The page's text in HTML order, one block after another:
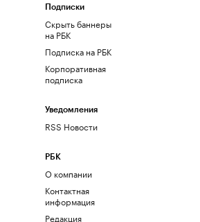
Подписки
Скрыть баннеры
на РБК
Подписка на РБК
Корпоративная
подписка
Уведомления
RSS Новости
РБК
О компании
Контактная
информация
Редакция